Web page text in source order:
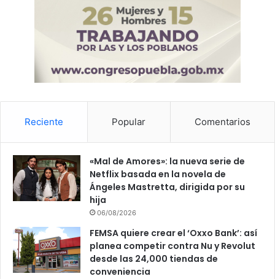
Reciente Popular Comentarios
«Mal de Amores»: la nueva serie de
Netflix basada en la novela de
Ángeles Mastretta, dirigida por su
hija
06/08/2026
FEMSA quiere crear el ‘Oxxo Bank’: así
planea competir contra Nu y Revolut
desde las 24,000 tiendas de
conveniencia